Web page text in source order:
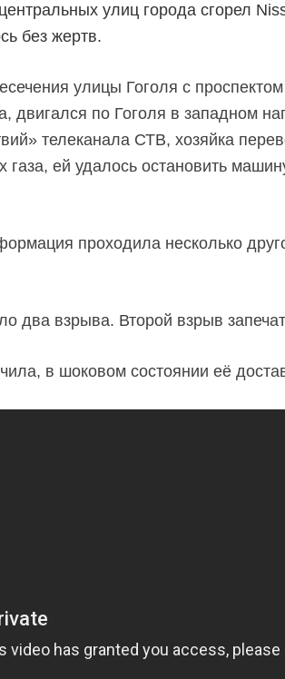
улиц города сгорел
без жертв.
улицы Гоголя с
двигался по Гоголя в западном
телеканала СТВ, хозяйка
ей удалось остановить
проходила несколько
два взрыва. Второй взрыв
в шоковом состоянии её